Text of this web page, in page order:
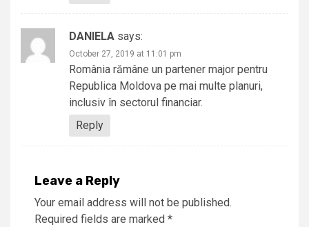
DANIELA says:
October 27, 2019 at 11:01 pm
România rămâne un partener major pentru
Republica Moldova pe mai multe planuri,
inclusiv în sectorul financiar.
Reply
Leave a Reply
Your email address will not be published.
Required fields are marked *